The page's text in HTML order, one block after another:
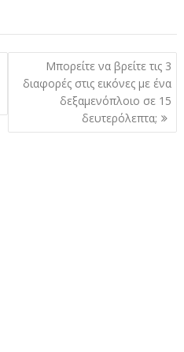
Μπορείτε να βρείτε τις 3
διαφορές στις εικόνες με ένα
δεξαμενόπλοιο σε 15
δευτερόλεπτα;